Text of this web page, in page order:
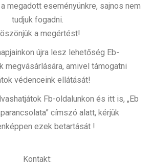
megadott eseményünkre, sajnos nem
tudjuk fogadni.
a megértést!
újra lesz lehetőség Eb-
megvásárlására, amivel támogatni
védenceink ellátását!
Fb-oldalunkon és itt is, „Eb
címszó alatt, kérjük
ezek betartását !
Kontakt: